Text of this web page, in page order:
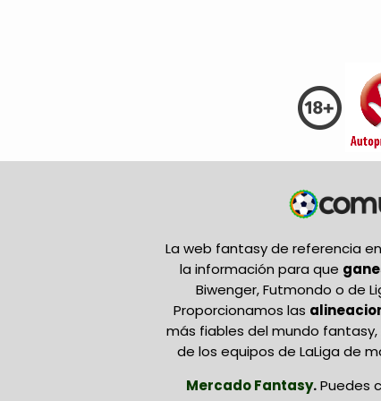
La web fantasy de referencia
la información para que
Biwenger, Futmondo o de
Proporcionamos las
más fiables del mundo
de los equipos de LaLiga de
Mercado Fantasy.Puedes